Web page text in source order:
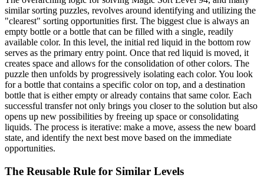
similar sorting puzzles, revolves around identifying and utilizing the
"clearest" sorting opportunities first. The biggest clue is always an
empty bottle or a bottle that can be filled with a single, readily
available color. In this level, the initial red liquid in the bottom row
serves as the primary entry point. Once that red liquid is moved, it
creates space and allows for the consolidation of other colors. The
puzzle then unfolds by progressively isolating each color. You look
for a bottle that contains a specific color on top, and a destination
bottle that is either empty or already contains that same color. Each
successful transfer not only brings you closer to the solution but also
opens up new possibilities by freeing up space or consolidating
liquids. The process is iterative: make a move, assess the new board
state, and identify the next best move based on the immediate
opportunities.
The Reusable Rule for Similar Levels